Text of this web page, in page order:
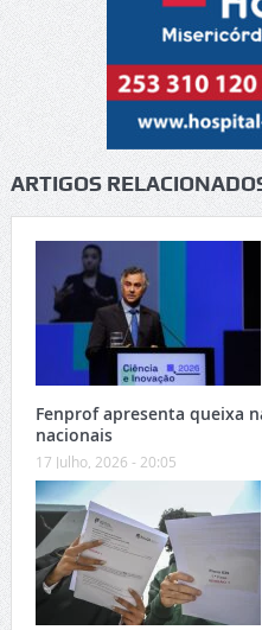
ARTIGOS
Fenprof apresenta queixa
nacionais
17 Julho, 2026 - 20:05